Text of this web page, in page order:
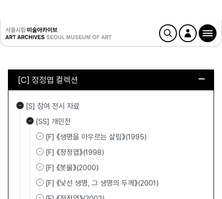
[C] 정정엽 컬렉션
[S] 참여 전시 자료
[SS] 개인전
[F] 《생명을 아우르는 살림》(1995)
[F] 《정정엽》(1998)
[F] 《봇물》(2000)
[F] 《낯선 생명, 그 생명의 두께》(2001)